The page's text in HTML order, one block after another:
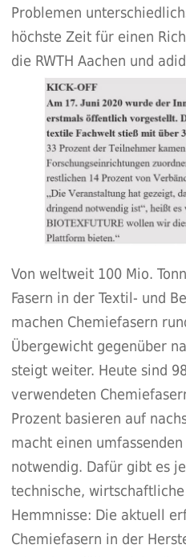
Problemen
höchste Zeit für einen
die RWTH Aachen und
Von weltweit 100 Mio.
Fasern in der Textil- und
machen Chemiefasern
Übergewicht gegenüber
steigt weiter. Heute sind
verwendeten
Prozent basieren auf
macht einen
notwendig. Dafür gibt es
technische,
Hemmnisse: Die aktuell
Chemiefasern in der